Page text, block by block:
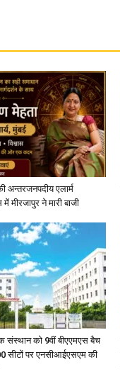
अन्तरजनपदीय एलार्म
मीरजापुर ने मारी बाजी
संस्थान को 9वीं बीएएमएस बैच
सीटों पर एनसीआईएसएम की